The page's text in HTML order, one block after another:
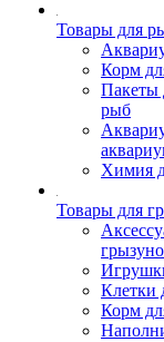
Товары для
Корм
Пакеты
рыб
Химия
Товары для
Клетки
Корм